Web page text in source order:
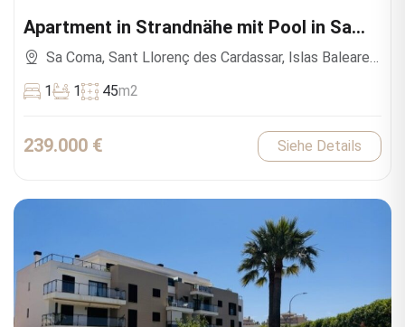
Apartment in Strandnähe mit Pool in Sa
Coma
Sa Coma, Sant Llorenç des Cardassar, Islas Baleares,
1 1 45m2
239.000 € Siehe Details